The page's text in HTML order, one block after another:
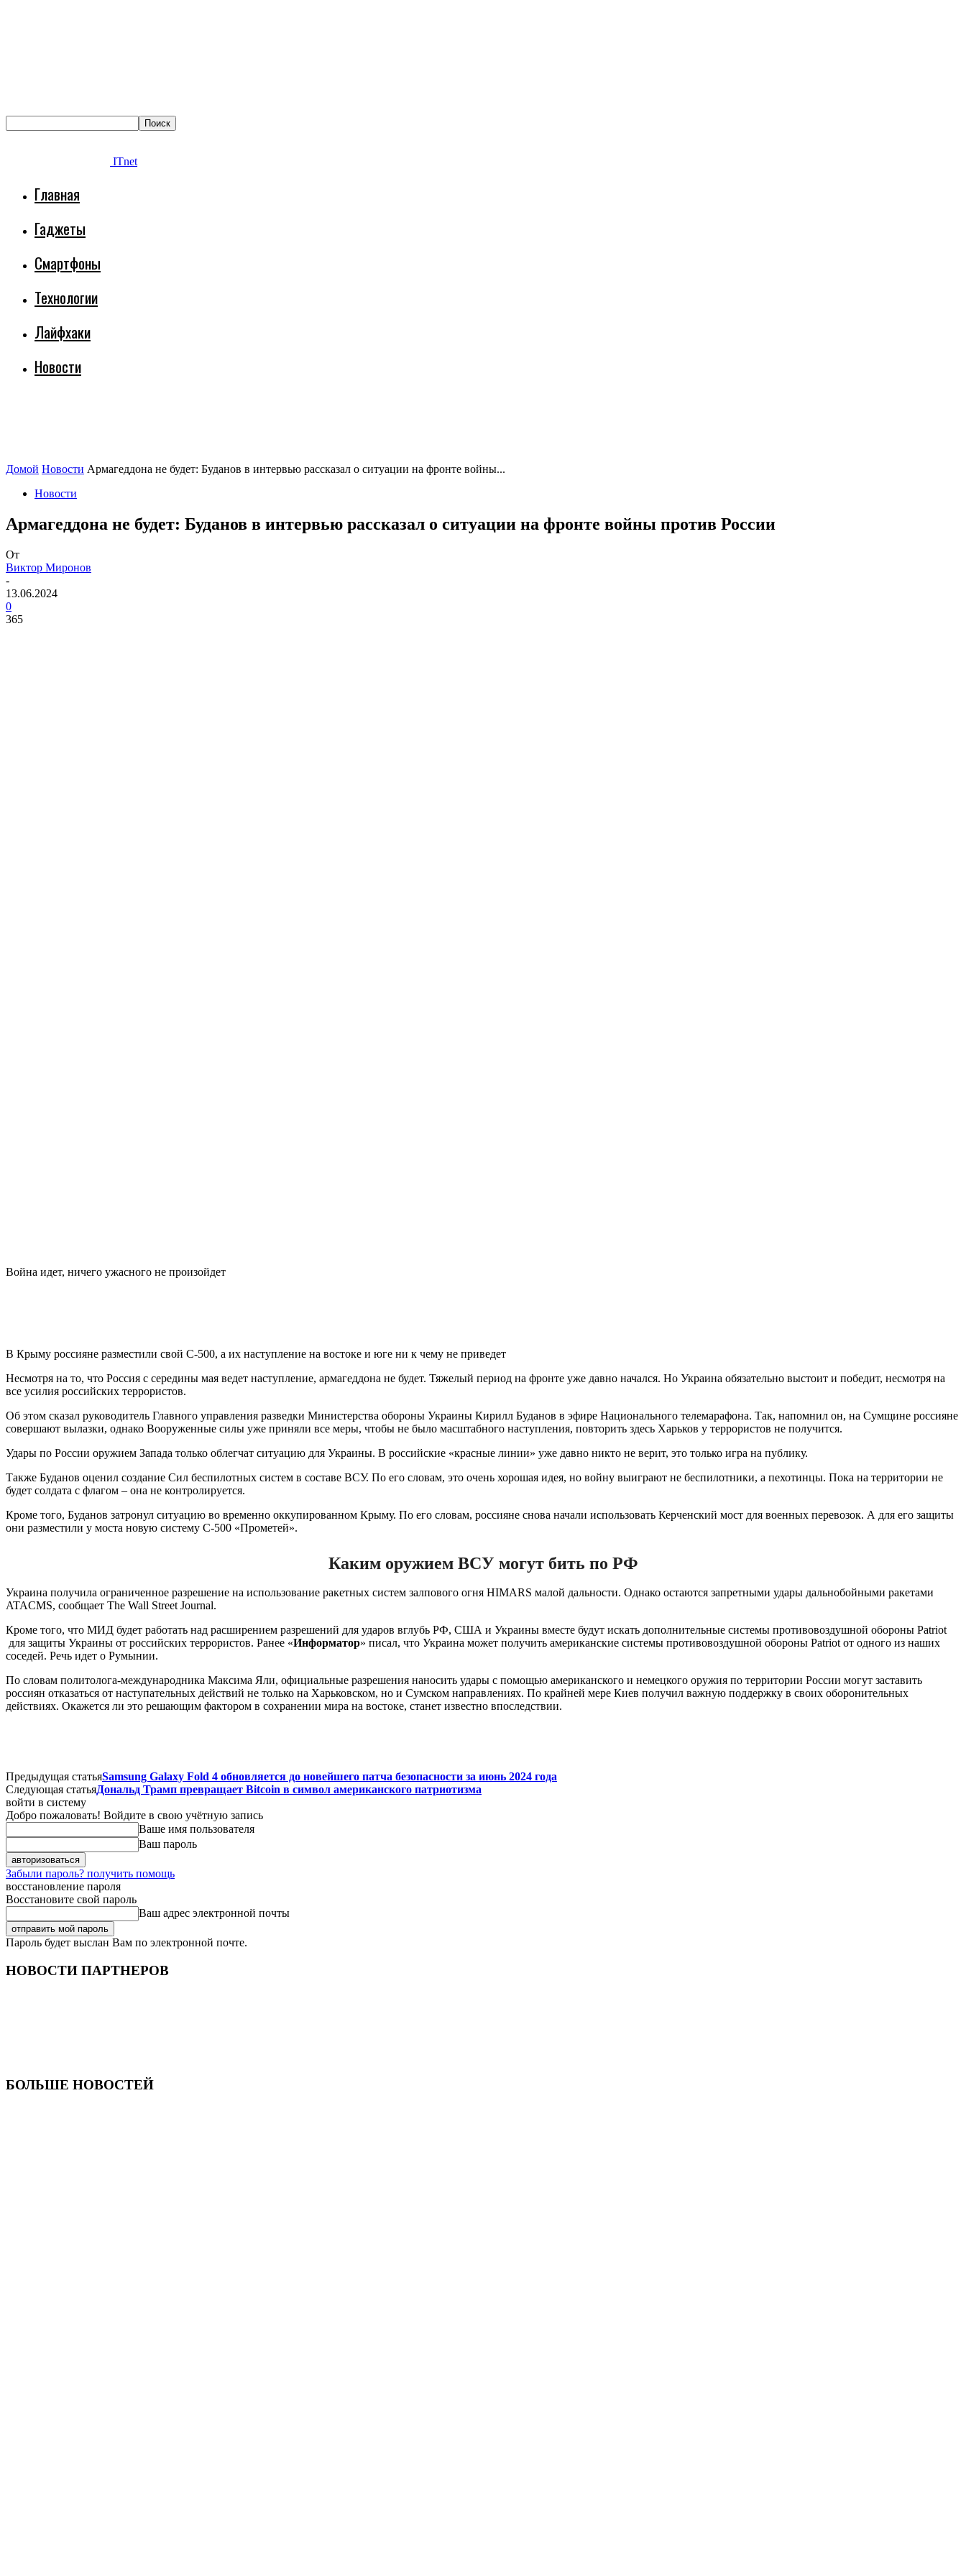
ITnet
Главная
Гаджеты
Смартфоны
Технологии
Лайфхаки
Новости
Домой Новости Армагеддона не будет: Буданов в интервью рассказал о ситуации на фронте войны...
Новости
Армагеддона не будет: Буданов в интервью рассказал о ситуации на фронте войны против России
От
Виктор Миронов
-
13.06.2024
0
365
Война идет, ничего ужасного не произойдет
В Крыму россияне разместили свой С-500, а их наступление на востоке и юге ни к чему не приведет
Несмотря на то, что Россия с середины мая ведет наступление, армагеддона не будет. Тяжелый период на фронте уже давно начался. Но Украина обязательно выстоит и победит, несмотря на
все усилия российских террористов.
Об этом сказал руководитель Главного управления разведки Министерства обороны Украины Кирилл Буданов в эфире Национального телемарафона. Так, напомнил он, на Сумщине россияне
совершают вылазки, однако Вооруженные силы уже приняли все меры, чтобы не было масштабного наступления, повторить здесь Харьков у террористов не получится.
Удары по России оружием Запада только облегчат ситуацию для Украины. В российские «красные линии» уже давно никто не верит, это только игра на публику.
Также Буданов оценил создание Сил беспилотных систем в составе ВСУ. По его словам, это очень хорошая идея, но войну выиграют не беспилотники, а пехотинцы. Пока на территории не
будет солдата с флагом – она не контролируется.
Кроме того, Буданов затронул ситуацию во временно оккупированном Крыму. По его словам, россияне снова начали использовать Керченский мост для военных перевозок. А для его защиты
они разместили у моста новую систему С-500 «Прометей».
Каким оружием ВСУ могут бить по РФ
Украина получила ограниченное разрешение на использование ракетных систем залпового огня HIMARS малой дальности. Однако остаются запретными удары дальнобойными ракетами
ATACMS, сообщает The Wall Street Journal.
Кроме того, что МИД будет работать над расширением разрешений для ударов вглубь РФ, США и Украины вместе будут искать дополнительные системы противовоздушной обороны Patriot
для защиты Украины от российских террористов. Ранее «Информатор» писал, что Украина может получить американские системы противовоздушной обороны Patriot от одного из наших
соседей. Речь идет о Румынии.
По словам политолога-международника Максима Яли, официальные разрешения наносить удары с помощью американского и немецкого оружия по территории России могут заставить
россиян отказаться от наступательных действий не только на Харьковском, но и Сумском направлениях. По крайней мере Киев получил важную поддержку в своих оборонительных
действиях. Окажется ли это решающим фактором в сохранении мира на востоке, станет известно впоследствии.
Предыдущая статьяSamsung Galaxy Fold 4 обновляется до новейшего патча безопасности за июнь 2024 года
Следующая статьяДональд Трамп превращает Bitcoin в символ американского патриотизма
войти в систему
Добро пожаловать! Войдите в свою учётную запись
Ваше имя пользователя
Ваш пароль
Забыли пароль? получить помощь
восстановление пароля
Восстановите свой пароль
Ваш адрес электронной почты
Пароль будет выслан Вам по электронной почте.
НОВОСТИ ПАРТНЕРОВ
БОЛЬШЕ НОВОСТЕЙ